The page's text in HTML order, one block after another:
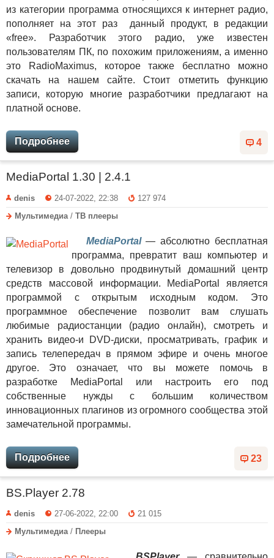
из категории программа относящихся к интернет радио,
пополняет на этот раз данный продукт, в редакции
«free». Разработчик этого радио, уже известен
пользователям ПК, по похожим приложениям, а именно
это RadioMaximus, которое также бесплатно можно
скачать на нашем сайте. Стоит отметить функцию
записи, которую многие разработчики предлагают на
платной основе.
4
Подробнее
MediaPortal 1.30 | 2.4.1
denis 24-07-2022, 22:38
127 974
Мультимедиа / ТВ плееры
MediaPortal— абсолютно бесплатная
программа, превратит ваш компьютер и
телевизор в довольно продвинутый домашний центр
средств массовой информации. MediaPortal является
программой с открытым исходным кодом. Это
программное обеспечение позволит вам слушать
любимые радиостанции (радио онлайн), смотреть и
хранить видео-и DVD-диски, просматривать, график и
запись телепередач в прямом эфире и очень многое
другое. Это означает, что вы можете помочь в
разработке MediaPortal или настроить его под
собственные нужды с большим количеством
инновационных плагинов из огромного сообщества этой
замечательной программы.
23
Подробнее
BS.Player 2.78
denis 27-06-2022, 22:00
21 015
Мультимедиа/ Плееры